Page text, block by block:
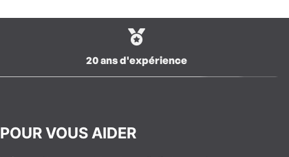
20 ans d'expérience
POUR VOUS AIDER